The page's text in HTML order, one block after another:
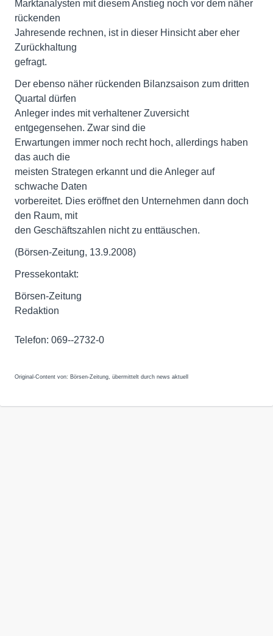
Marktanalysten mit diesem Anstieg noch vor dem näher
rückenden
Jahresende rechnen, ist in dieser Hinsicht aber eher
Zurückhaltung
gefragt.
Der ebenso näher rückenden Bilanzsaison zum dritten
Quartal dürfen
Anleger indes mit verhaltener Zuversicht
entgegensehen. Zwar sind die
Erwartungen immer noch recht hoch, allerdings haben
das auch die
meisten Strategen erkannt und die Anleger auf
schwache Daten
vorbereitet. Dies eröffnet den Unternehmen dann doch
den Raum, mit
den Geschäftszahlen nicht zu enttäuschen.
(Börsen-Zeitung, 13.9.2008)
Pressekontakt:
Börsen-Zeitung
Redaktion
Telefon: 069--2732-0
Original-Content von: Börsen-Zeitung, übermittelt durch news aktuell